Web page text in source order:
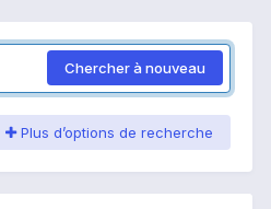
Chercher à nouveau
Plus d’options de recherche